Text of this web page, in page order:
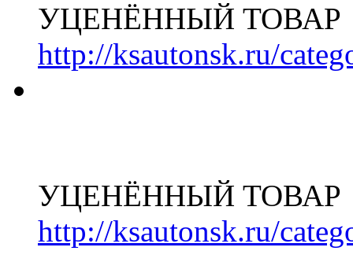
УЦЕНЁННЫЙ ТОВАР
http://ksautonsk.ru/
УЦЕНЁННЫЙ ТОВАР
http://ksautonsk.ru/